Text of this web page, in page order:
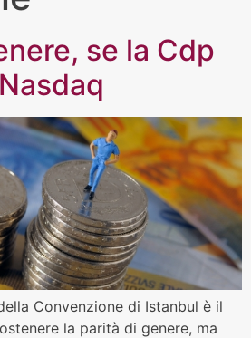
se la Cdp
Convenzione di Istanbul è il
la parità di genere, ma